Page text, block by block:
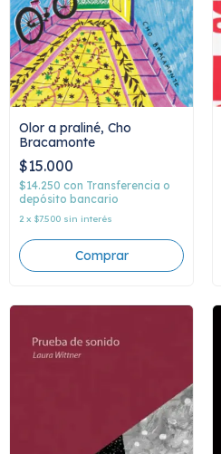
Olor a praliné, Cho
Bracamonte
$15.000
$14.250 con Transferencia o
depósito bancario
2 x $7.500 sin interés